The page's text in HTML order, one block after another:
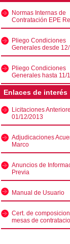
Normas Internas de
Contratación EPE
Pliego Condiciones
Generales desde
Pliego Condiciones
Generales hasta 11/
Enlaces de interés
Licitaciones
01/12/2013
Adjudicaciones
Marco
Anuncios de
Previa
Manual de Usuario
Cert. de
mesas de